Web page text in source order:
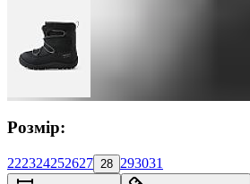
Розмір:
222324252627 28 293031